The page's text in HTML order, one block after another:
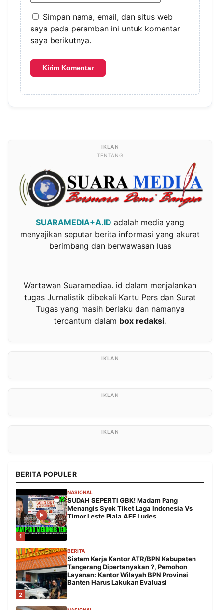
Simpan nama, email, dan situs web
saya pada peramban ini untuk komentar
saya berikutnya.
TENTANG
SUARAMEDIA+A.ID adalah media yang
menyajikan seputar berita informasi yang akurat
berimbang dan berwawasan luas
Wartawan Suaramediaa. id dalam menjalankan
tugas Jurnalistik dibekali Kartu Pers dan Surat
Tugas yang masih berlaku dan namanya
tercantum dalam box redaksi.
BERITA POPULER
1
NASIONAL
SUDAH SEPERTI GBK! Madam Pang
Menangis Syok Tiket Laga Indonesia Vs
Timor Leste Piala AFF Ludes
2
BERITA
Sistem Kerja Kantor ATR/BPN Kabupaten
Tangerang Dipertanyakan ?, Pemohon
Layanan: Kantor Wilayah BPN Provinsi
Banten Harus Lakukan Evaluasi